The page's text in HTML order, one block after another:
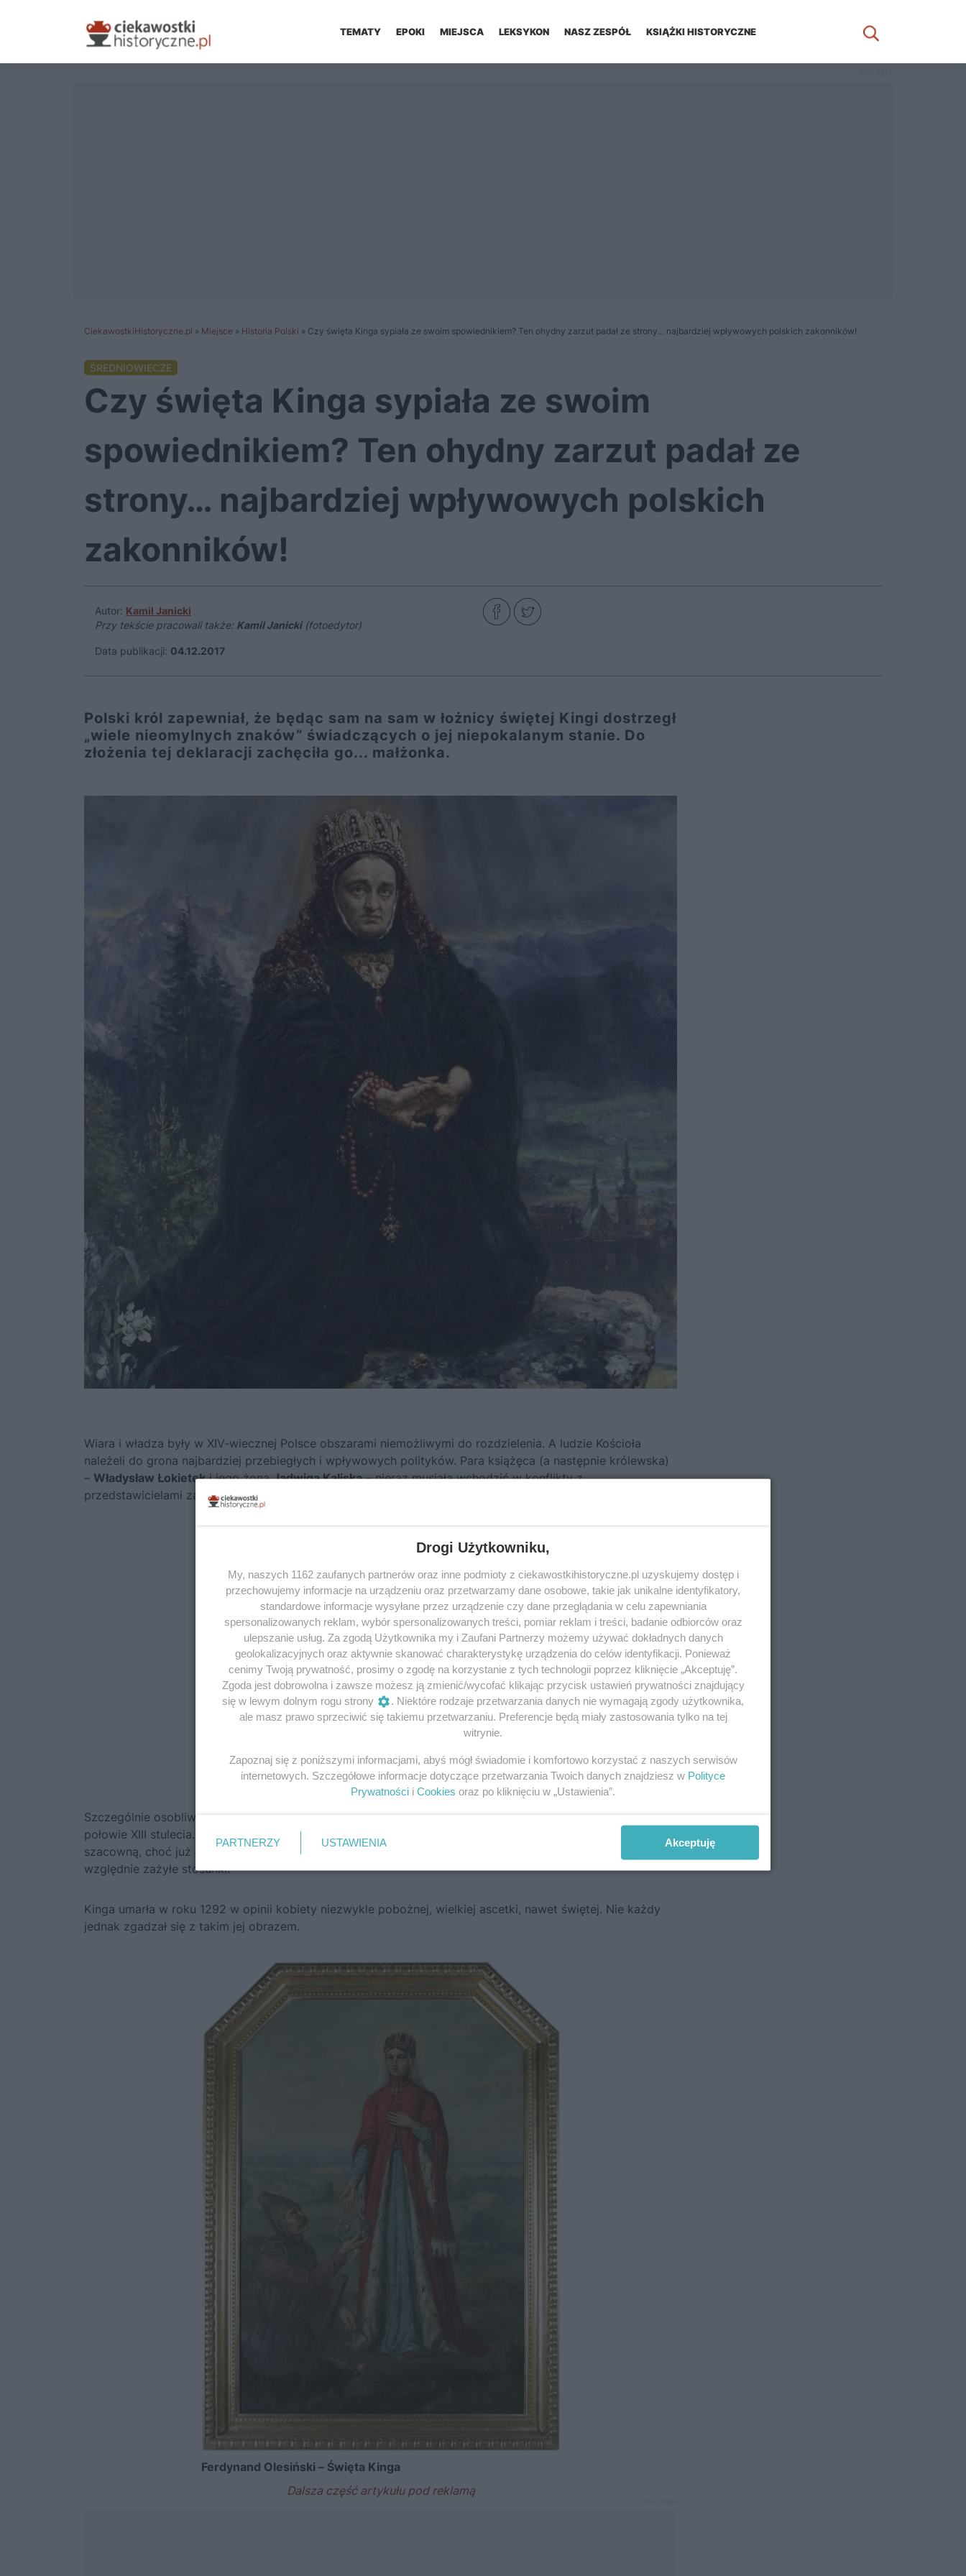
TEMATY EPOKI MIEJSCA LEKSYKON NASZ ZESPÓŁ KSIĄŻKI HISTORYCZNE
CiekawostkiHistoryczne.pl » Miejsce » Historia Polski » Czy święta Kinga sypiała ze swoim spowiednikiem? Ten ohydny zarzut padał ze strony… najbardziej wpływowych polskich zakonników!
ŚREDNIOWIECZE
Czy święta Kinga sypiała ze swoim
spowiednikiem? Ten ohydny zarzut padał ze
strony… najbardziej wpływowych polskich
zakonników!
Autor: Kamil Janicki
Przy tekście pracowali także: Kamil Janicki(fotoedytor)
Data publikacji: 04.12.2017
Polski król zapewniał, że będąc sam na sam w łożnicy świętej Kingi dostrzegł
„wiele nieomylnych znaków” świadczących o jej niepokalanym stanie. Do
złożenia tej deklaracji zachęciła go... małżonka.
Wiara i władza były w XIV-wiecznej Polsce obszarami niemożliwymi do rozdzielenia. A ludzie Kościoła
należeli do grona najbardziej przebiegłych i wpływowych polityków. Para książęca (a następnie królewska)
– Władysław Łokieteki jego żonaJadwiga Kaliska– nieraz musiała wchodzić w konflikty z
przedstawicielami zakonów, kanonikami, opatami.
Święta Kinga na obrazie Jana Matejki
Szczególnie osobliwy spór dotyczył księżnej Kingi: dawnej krakowskiej władczyni panującej w drugiej
połowie XIII stulecia. Księżna Jadwiga była jej siostrzenicą i w młodości miała okazję dobrze poznać
szacowną, choć już owdowiałą i emerytowaną krewniaczkę. Także Łokietek utrzymywał ze starą księżną
względnie zażyłe stosunki.
Kinga umarła w roku 1292 w opinii kobiety niezwykle pobożnej, wielkiej ascetki, nawet świętej. Nie każdy
jednak zgadzał się z takim jej obrazem.
Ferdynand Olesiński – Święta Kinga
Drogi Użytkowniku,
My, naszych 1162 zaufanych partnerów oraz inne podmioty z ciekawostkihistoryczne.pl uzyskujemy dostęp i
przechowujemy informacje na urządzeniu oraz przetwarzamy dane osobowe, takie jak unikalne identyfikatory,
standardowe informacje wysyłane przez urządzenie czy dane przeglądania w celu zapewniania
spersonalizowanych reklam, wybór spersonalizowanych treści, pomiar reklam i treści, badanie odbiorców oraz
ulepszanie usług. Za zgodą Użytkownika my i Zaufani Partnerzy możemy używać dokładnych danych
geolokalizacyjnych oraz aktywnie skanować charakterystykę urządzenia do celów identyfikacji. Ponieważ
cenimy Twoją prywatność, prosimy o zgodę na korzystanie z tych technologii poprzez kliknięcie „Akceptuję”.
Zgoda jest dobrowolna i zawsze możesz ją zmienić/wycofać klikając przycisk ustawień prywatności znajdujący
się w lewym dolnym rogu strony
. Niektóre rodzaje przetwarzania danych nie wymagają zgody użytkownika,
ale masz prawo sprzeciwić się takiemu przetwarzaniu. Preferencje będą miały zastosowania tylko na tej
witrynie.
Zapoznaj się z poniższymi informacjami, abyś mógł świadomie i komfortowo korzystać z naszych serwisów
internetowych. Szczegółowe informacje dotyczące przetwarzania Twoich danych znajdziesz w Polityce
Prywatności i Cookies oraz po kliknięciu w „Ustawienia”.
PARTNERZY USTAWIENIA Akceptuję